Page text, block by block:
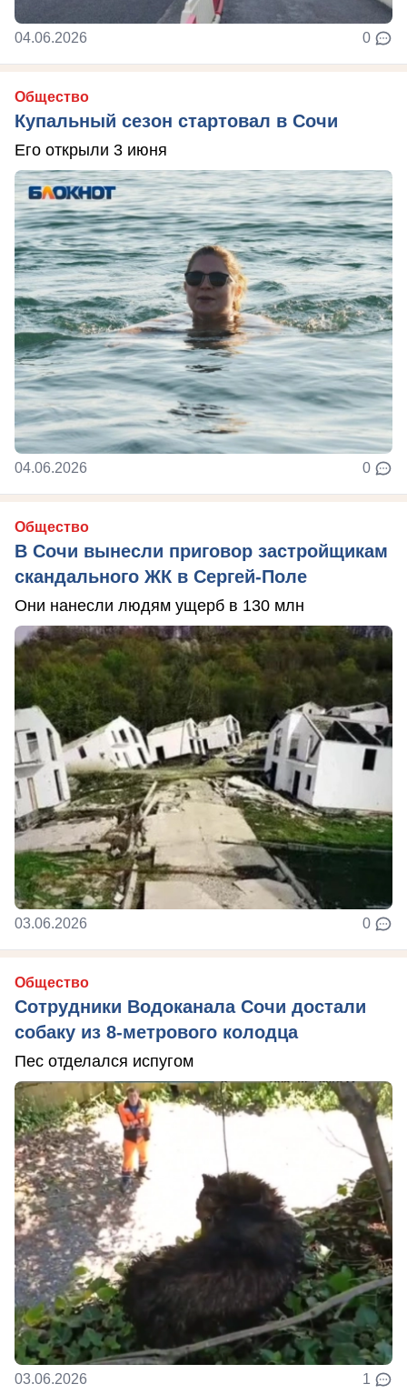
04.06.2026 0
Общество
Купальный сезон стартовал в Сочи
Его открыли 3 июня
04.06.2026 0
Общество
В Сочи вынесли приговор застройщикам
скандального ЖК в Сергей-Поле
Они нанесли людям ущерб в 130 млн
03.06.2026 0
Общество
Сотрудники Водоканала Сочи достали
собаку из 8-метрового колодца
Пес отделался испугом
03.06.2026 1